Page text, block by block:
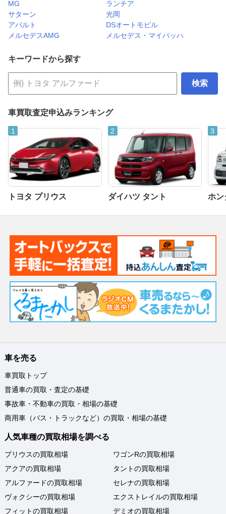
MG
ランチア
サターン
光岡
アバルト
DSオートモビル
メルセデスAMG
メルセデス・マイバッハ
キーワードから探す
検索
車買取査定申込みランキング
トヨタ プリウス ダイハツ タント ホン
車を売る
車買取トップ
普通車の買取・査定の基礎
事故車・不動車の買取・相場の基礎
商用車（バス・トラックなど）の買取・相場の基礎
人気車種の買取相場を調べる
プリウスの買取相場
アクアの買取相場
アルファードの買取相場
ヴォクシーの買取相場
フィットの買取相場
ワゴンRの買取相場
タントの買取相場
セレナの買取相場
エクストレイルの買取相場
デミオの買取相場